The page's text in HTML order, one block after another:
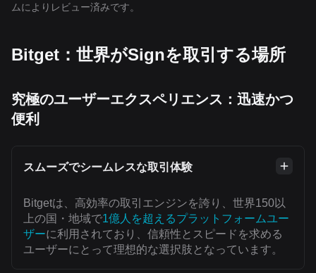
ムによりレビュー済みです。
Bitget：世界がSignを取引する場所
究極のユーザーエクスペリエンス：迅速かつ
便利
スムーズでシームレスな取引体験
Bitgetは、高効率の取引エンジンを誇り、世界150以
上の国・地域で1億人を超えるプラットフォームユー
ザーに利用されており、信頼性とスピードを求める
ユーザーにとって理想的な選択肢となっています。